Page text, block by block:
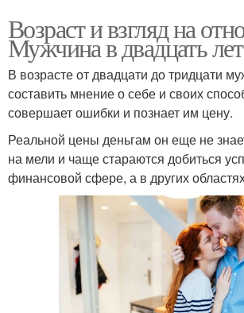
Возраст и взгляд на
Мужчина в двадцать
В возрасте от двадцати до тридцати
составить мнение о себе и своих
совершает ошибки и познает им цену.
Реальной цены деньгам он еще не
на мели и чаще стараются добиться
финансовой сфере, а в других